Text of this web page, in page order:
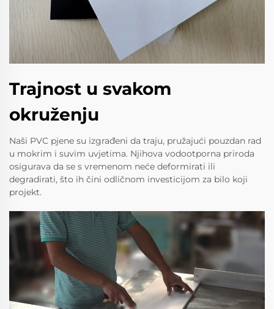
Trajnost u svakom
okruženju
Naši PVC pjene su izgrađeni da traju, pružajući pouzdan rad
u mokrim i suvim uvjetima. Njihova vodootporna priroda
osigurava da se s vremenom neće deformirati ili
degradirati, što ih čini odličnom investicijom za bilo koji
projekt.